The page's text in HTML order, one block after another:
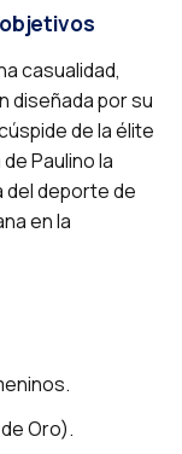
objetivos
casualidad,
diseñada por su
de la élite
Paulino la
del deporte de
en la
Oro).